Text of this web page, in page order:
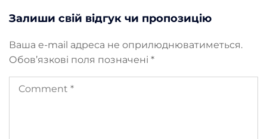
Залиши свій відгук чи пропозицію
Ваша e-mail адреса не оприлюднюватиметься.
Обов’язкові поля позначені *